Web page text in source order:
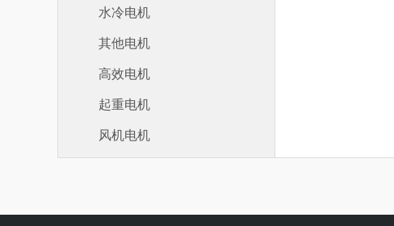
水冷电机
其他电机
高效电机
起重电机
风机电机